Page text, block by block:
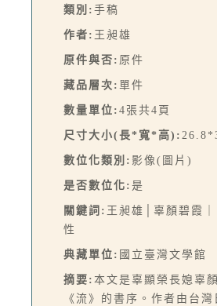
類別: 手稿
作者: 王昶雄
原件與否: 原件
藏品層次: 單件
數量單位: 4張共4頁
尺寸大小(長*寬*高):
數位化類別: 影像(圖片)
是否數位化: 是
關鍵詞: 王昶雄│辜顏碧霞
性
典藏單位: 國立臺灣文學館
摘要: 本文是辜顯榮長媳辜
《流》的書序。作者由台